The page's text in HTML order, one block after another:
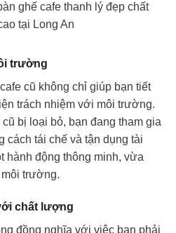
ghế cafe thanh lý đẹp chất
tại Long An
trường
cũ không chỉ giúp bạn tiết
trách nhiệm với môi trường.
bị loại bỏ, bạn đang tham gia
cách tái chế và tận dụng tài
hành động thông minh, vừa
trường.
chất lượng
đồng nghĩa với việc bạn phải